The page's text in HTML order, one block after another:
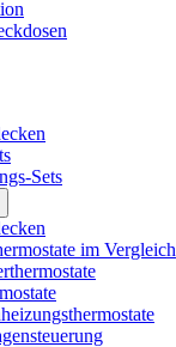
Sets
im Vergleich